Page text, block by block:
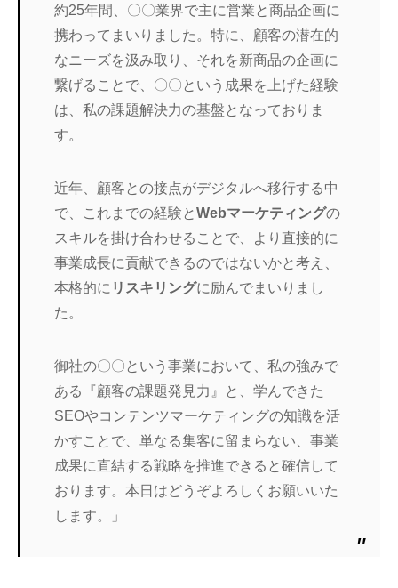
約25年間、〇〇業界で主に営業と商品企画に
携わってまいりました。特に、顧客の潜在的
なニーズを汲み取り、それを新商品の企画に
繋げることで、〇〇という成果を上げた経験
は、私の課題解決力の基盤となっておりま
す。
近年、顧客との接点がデジタルへ移行する中
で、これまでの経験とWebマーケティングの
スキルを掛け合わせることで、より直接的に
事業成長に貢献できるのではないかと考え、
本格的に リスキリングに励んでまいりまし
た。
御社の〇〇という事業において、私の強みで
ある『顧客の課題発見力』と、学んできた
SEOやコンテンツマーケティングの知識を活
かすことで、単なる集客に留まらない、事業
成果に直結する戦略を推進できると確信して
おります。本日はどうぞよろしくお願いいた
します。」